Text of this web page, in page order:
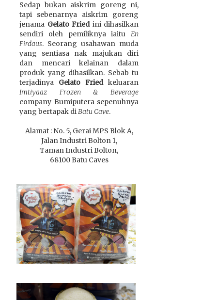
Sedap bukan aiskrim goreng ni,
tapi sebenarnya aiskrim goreng
jenama Gelato Friedini dihasilkan
sendiri oleh pemiliknya iaitu En
Firdaus. Seorang usahawan muda
yang sentiasa nak majukan diri
dan mencari kelainan dalam
produk yang dihasilkan. Sebab tu
terjadinya Gelato Friedkeluaran
Imtiyaaz Frozen & Beverage
company Bumiputera sepenuhnya
yang bertapak diBatu Cave.
Alamat : No. 5, Gerai MPS Blok A,
Jalan Industri Bolton 1,
Taman Industri Bolton,
68100 Batu Caves